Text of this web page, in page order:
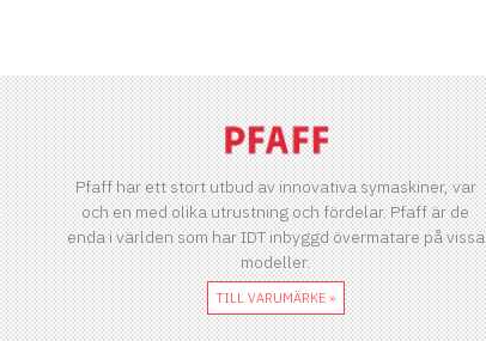
Pfaff har ett stort utbud av innovativa symaskiner, var
och en med olika utrustning och fördelar. Pfaff är de
enda i världen som har IDT inbyggd övermatare på vissa
modeller.
TILL VARUMÄRKE »